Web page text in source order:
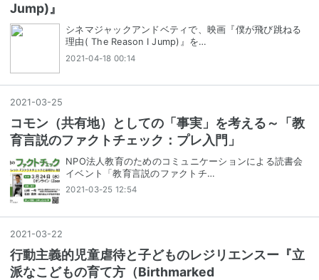
Jump)』
シネマジャックアンドベティで、映画『僕が飛び跳ねる
理由( The Reason I Jump)』を…
2021-04-18 00:14
2021 -03-25
コモン（共有地）としての「事実」を考える～「教
育言説のファクトチェック：プレ入門」
NPO法人教育のためのコミュニケーションによる読書会
イベント「教育言説のファクトチ…
2021-03-25 12:54
2021 -03-22
行動主義的児童虐待と子どものレジリエンスー『立
派なこどもの育て方（Birthmarked